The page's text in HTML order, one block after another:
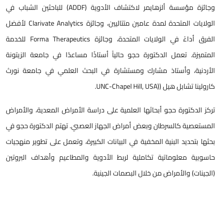
وجائزة مؤسسة ألزهايمر لاكتشاف الأدوية (ADDF) للباحثين الشباب في
الولايات المتحدة لمدة عامين متتاليين، وجائزة Clarivate Analytics لأفضل
الفرق أداءً في الولايات المتحدة، وجائزة Forma Therapeutics للخدمة
المتميزة. تعمل الدكتورة حجو حالياً أستاذًا مساعدًا في جامعة الزيتونة
الأردنية، وأستاذ مشارك ومستشارة في البحث العلمي في جامعة نورث
كارولينا تشابل هيل ((UNC-Chapel Hill, USA.
تركز الدكتورة حجو أبحاثها العلمية على دراسة الأمراض المعدية، والأمراض
المستعصية كالسرطان وبعض أمراض الجهاز العصبي. تهتم الدكتورة حجو في
بحثها بتحديد البنية المخفية في البيانات الكبيرة، وتعمل على تطوير منهجيات
حاسوبية معلوماتية تكاملية لربط الأدوية والمطاعيم وأهداف البروتين
(الجينات) والأمراض من خلال البصمات الجينية.